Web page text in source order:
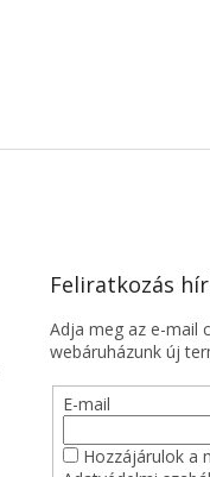
Feliratkozás
Adja meg az e-mail
webáruházunk új
E-mail
Hozzájárulok a